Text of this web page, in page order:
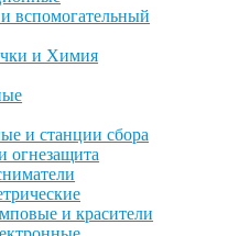
вспомогательный
и Химия
и станции сбора
огнезащита
и красители